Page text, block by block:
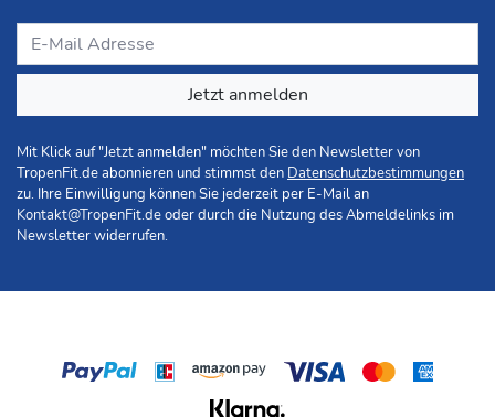
Jetzt anmelden
Mit Klick auf "Jetzt anmelden" möchten Sie den Newsletter von
TropenFit.de abonnieren und stimmst den Datenschutzbestimmungen
zu. Ihre Einwilligung können Sie jederzeit per E-Mail an
Kontakt@TropenFit.deoder durch die Nutzung des Abmeldelinks im
Newsletter widerrufen.